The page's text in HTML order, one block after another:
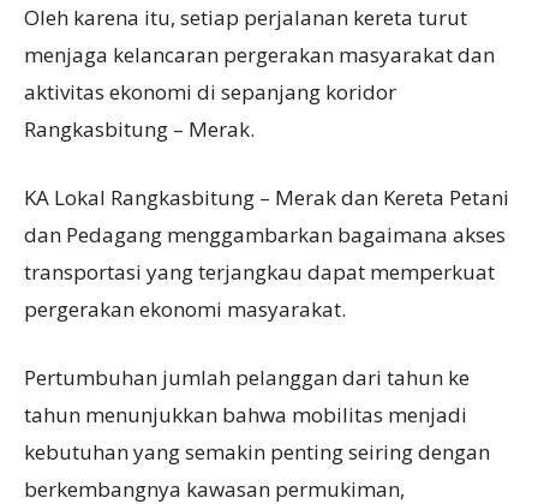
Oleh karena itu, setiap perjalanan kereta turut
menjaga kelancaran pergerakan masyarakat dan
aktivitas ekonomi di sepanjang koridor
Rangkasbitung – Merak.
KA Lokal Rangkasbitung – Merak dan Kereta Petani
dan Pedagang menggambarkan bagaimana akses
transportasi yang terjangkau dapat memperkuat
pergerakan ekonomi masyarakat.
Pertumbuhan jumlah pelanggan dari tahun ke
tahun menunjukkan bahwa mobilitas menjadi
kebutuhan yang semakin penting seiring dengan
berkembangnya kawasan permukiman,